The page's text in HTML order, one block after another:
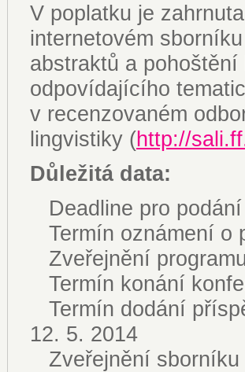
V poplatku je
internetovém
abstraktů a
odpovídajícího
v recenzovaném
lingvistiky (http://
Důležitá data:
Deadline pro
Termín oznámení o
Zveřejnění
Termín konání
Termín dodání
12. 5. 2014
Zveřejnění sborníku